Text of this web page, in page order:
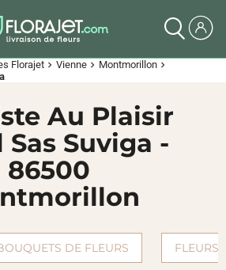
Florajet chevron_right Vienne chevron_right Montmorillon chevron_right
Au Plaisir
Sas Suviga -
86500
DE FLEURS FLEURS